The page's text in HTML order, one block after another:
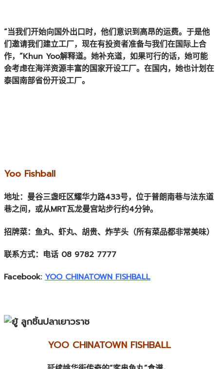
“当我们开始向国外出口时，他们意识到高昂的运费。于是他
们邀请我们建立工厂，现在有投资者准备与我们在国际上合
作，”Khun Yoo解释道。她补充道，如果可行的话，她可能
会考虑在海洋资源丰富的国家开设工厂。在国内，她也计划在
泰国南部省份开设工厂。
Yoo Fishball
地址：曼谷三盏旺区耀华力路433号，位于普朗南巷与法东道
巷之间，或从MRT瓦龙曼宫站步行约4分钟。
招牌菜：鱼丸、虾丸、胡贵、炸芋头（所有菜品都非常美味）
联系方式：电话 08 9782 7777
Facebook: YOO CHINATOWN FISHBALL
YOO CHINATOWN FISHBALL